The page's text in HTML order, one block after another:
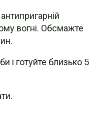
вогні. Обсмажте
і готуйте близько 5